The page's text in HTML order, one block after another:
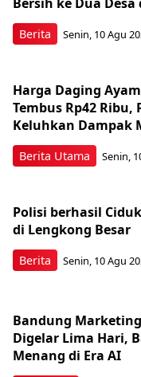
Berita Senin, 10 Agu
Berita Utama
Harga Daging
Tembus Rp42 Ribu,
Keluhkan Dampak
Senin,
Berita
Polisi berhasil
di Lengkong Besar
Senin, 10 Agu
Bandung Marketing
Digelar Lima Hari,
Menang di Era AI